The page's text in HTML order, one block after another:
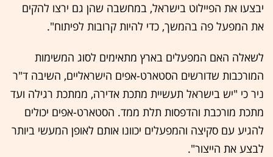
יבצעו את הפיילוט בישראל, במחשבה שהן גם ירצו להקים
את המפעל פה בהמשך, כדי להיות קרובות לפיתוח".
לשאלה האם המפעלים בארץ מתאימים לסוג המשימות
המורכבות שדורשים הסטארט-אפים הישראליים, השיבה ד"ר
ניר כי "יש בישראל תעשיית מתכת אדירה, ממתכת רגילה ועד
מתכת מורכבת והדפסות תלת ממד. הסטארט-אפים יכולים
להגיע עם סקיצה והמפעלים יכוונו אותם לאופן המעשי ביותר
לבצע את הייצור".